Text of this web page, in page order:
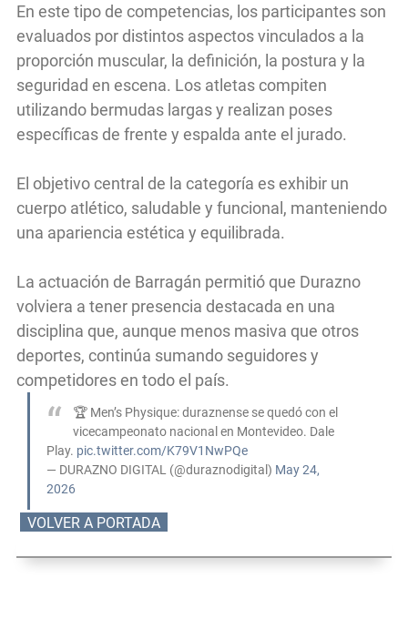
En este tipo de competencias, los participantes son
evaluados por distintos aspectos vinculados a la
proporción muscular, la definición, la postura y la
seguridad en escena. Los atletas compiten
utilizando bermudas largas y realizan poses
específicas de frente y espalda ante el jurado.
El objetivo central de la categoría es exhibir un
cuerpo atlético, saludable y funcional, manteniendo
una apariencia estética y equilibrada.
La actuación de Barragán permitió que Durazno
volviera a tener presencia destacada en una
disciplina que, aunque menos masiva que otros
deportes, continúa sumando seguidores y
competidores en todo el país.
🏆 Men’s Physique: duraznense se quedó con el
vicecampeonato nacional en Montevideo. Dale
Play. pic.twitter.com/K79V1NwPQe
— DURAZNO DIGITAL (@duraznodigital) May 24,
2026
VOLVER A PORTADA